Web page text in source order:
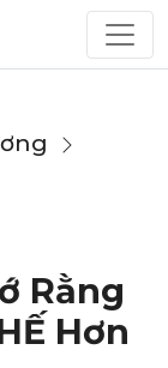
Rằng
Hơn